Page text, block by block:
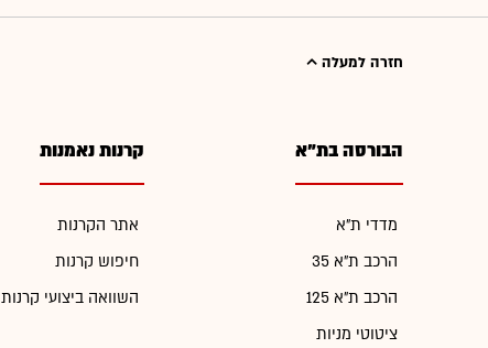
חזרה למעלה
הבורסה בת"א
מדדי ת"א
הרכב ת"א 35
הרכב ת"א 125
ציטוטי מניות
קרנות נאמנות
אתר הקרנות
חיפוש קרנות
השוואה ביצועי קרנות